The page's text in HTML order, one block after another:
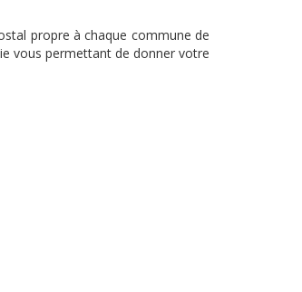
propre à chaque commune de
vous permettant de donner votre